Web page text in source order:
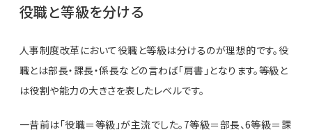
役職と等級を分ける
人事制度改革において役職と等級は分けるのが理想的です。役
職とは部長・課長・係長などの言わば「肩書」となります。等級と
は役割や能力の大きさを表したレベルです。
一昔前は「役職＝等級」が主流でした。7等級＝部長、6等級＝課